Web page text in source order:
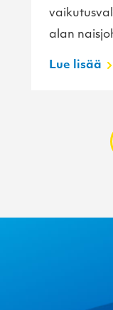
alan
Lue lisää